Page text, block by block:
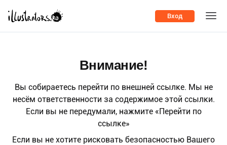
Вход
Внимание!
Вы собираетесь перейти по внешней ссылке. Мы не
несём ответственности за содержимое этой ссылки.
Если вы не передумали, нажмите «Перейти по
ссылке»
Если вы не хотите рисковать безопасностью Вашего